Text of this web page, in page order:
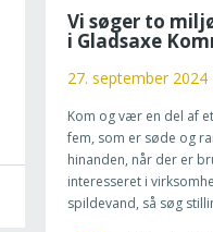
Vi søger to
i Gladsaxe
27. september 2024
Kom og vær en del af
fem, som er søde og
hinanden, når der er
interesseret i
spildevand, så søg